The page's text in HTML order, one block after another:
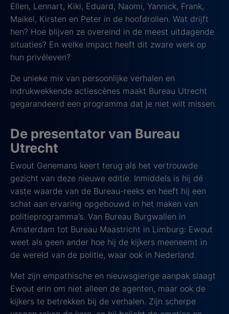
Ellen, Lennart, Kiki, Eduard, Naomi, Yannick, Frank,
Maikel, Kirsten en Peter in de hoofdrollen. Wat drijft
hen? Hoe blijven ze overeind in de meest uitdagende
situaties? En welke impact heeft dit zware werk op
hun privéleven?
De unieke mix van persoonlijke verhalen en
indrukwekkende actiescènes maakt Bureau Utrecht
gegarandeerd een programma dat je niet wilt missen.
De presentator van Bureau
Utrecht
Ewout Genemans keert terug als het vertrouwde
gezicht van deze nieuwe editie. Inmiddels is hij dé
vaste waarde van de Bureau-reeks en heeft hij een
schat aan ervaring opgebouwd in het maken van
politieprogramma’s. Van Bureau Burgwallen in
Amsterdam tot Bureau Maastricht in Limburg: Ewout
weet als geen ander hoe hij de kijkers meeneemt in
de wereld van de politie, waar ook in Nederland.
Met zijn empathische en nieuwsgierige aanpak slaagt
Ewout erin om niet alleen de agenten, maar ook de
kijkers te betrekken bij de verhalen. Zijn scherpe